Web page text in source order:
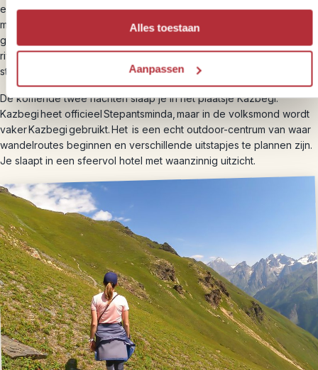
Alles toestaan
Aanpassen
een slingerende tweebaansweg die zich over de bergen
manoeuvreert, waarbij je onderweg op bijzondere uitzichten
getrakteerd wordt. Je komt ook langs Passanauri waar twee
rivieren, één wit gekleurd en een zwart bij direct langs elkaar
stromen.
De komende twee nachten slaap je in het plaatsje Kazbegi.
Kazbegi heet officieel Stepantsminda, maar in de volksmond wordt
vaker Kazbegi gebruikt. Het is een echt outdoor-centrum van waar
wandelroutes beginnen en verschillende uitstapjes te plannen zijn.
Je slaapt in een sfeervol hotel met waanzinnig uitzicht.